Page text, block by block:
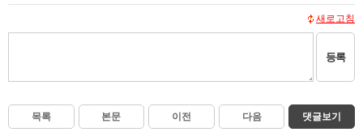
새로고침
등록
목록 본문 이전 다음 댓글보기